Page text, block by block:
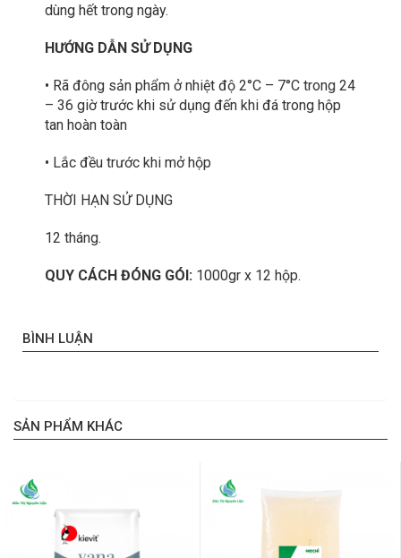
dùng hết trong ngày.
HƯỚNG DẪN SỬ DỤNG
• Rã đông sản phẩm ở nhiệt độ 2°C – 7°C trong 24
– 36 giờ trước khi sử dụng đến khi đá trong hộp
tan hoàn toàn
• Lắc đều trước khi mở hộp
THỜI HẠN SỬ DỤNG
12 tháng.
QUY CÁCH ĐÓNG GÓI: 1000gr x 12 hộp.
BÌNH LUẬN
SẢN PHẨM KHÁC